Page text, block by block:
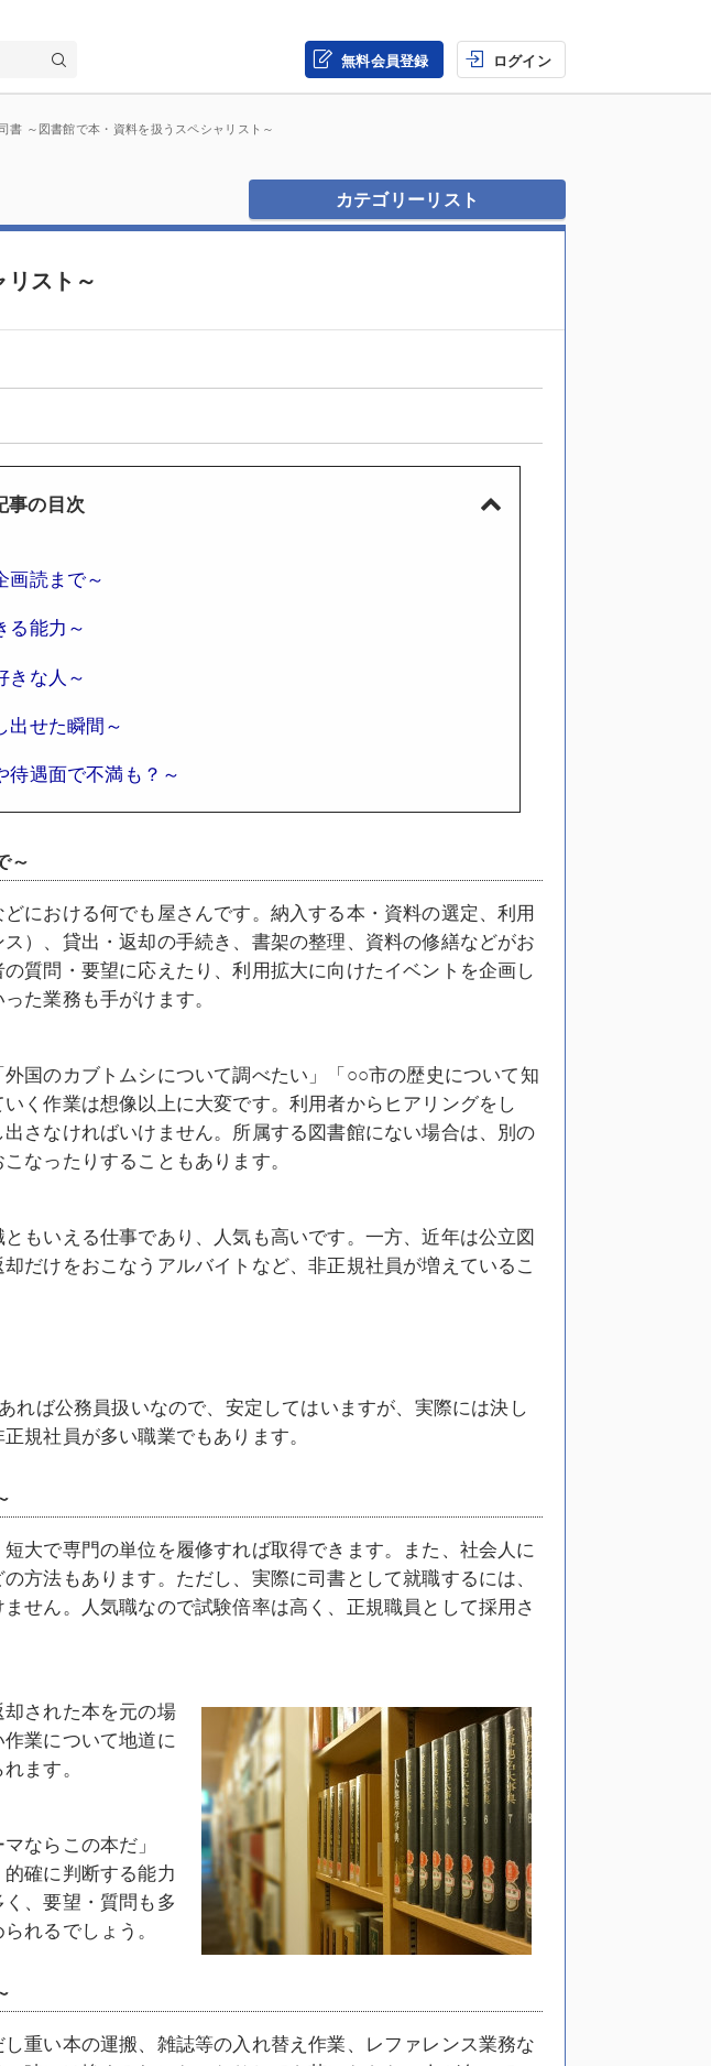
無料会員登録 ログイン
書 ～図書館で本・資料を扱うスペシャリスト～
カテゴリーリスト
スト～
事の目次
画読まで～
る能力～
きな人～
出せた瞬間～
遇面で不満も？～
～
における何でも屋さんです。納入する本・資料の選定、利用
）、貸出・返却の手続き、書架の整理、資料の修繕などがお
質問・要望に応えたり、利用拡大に向けたイベントを企画し
た業務も手がけます。
国のカブトムシについて調べたい」「○○市の歴史について知
く作業は想像以上に大変です。利用者からヒアリングをし
さなければいけません。所属する図書館にない場合は、別の
なったりすることもあります。
もいえる仕事であり、人気も高いです。一方、近年は公立図
だけをおこなうアルバイトなど、非正規社員が増えているこ
れば公務員扱いなので、安定してはいますが、実際には決し
規社員が多い職業でもあります。
大で専門の単位を履修すれば取得できます。また、社会人に
方法もあります。ただし、実際に司書として就職するには、
せん。人気職なので試験倍率は高く、正規職員として採用さ
された本を元の場
業について地道に
ます。
ならこの本だ」
確に判断する能力
、要望・質問も多
れるでしょう。
重い本の運搬、雑誌等の入れ替え作業、レファレンス業務な